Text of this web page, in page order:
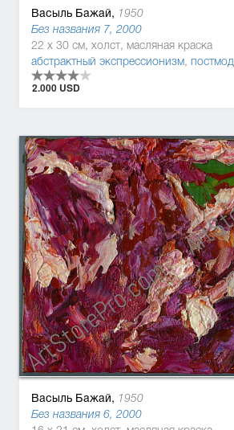
Васыль Бажай, 1950
Без названия 7, 2000
22 x 30 см, холст, масляная краска
абстрактный экспрессионизм,
2.000 USD
Васыль Бажай, 1950
Без названия 6, 2000